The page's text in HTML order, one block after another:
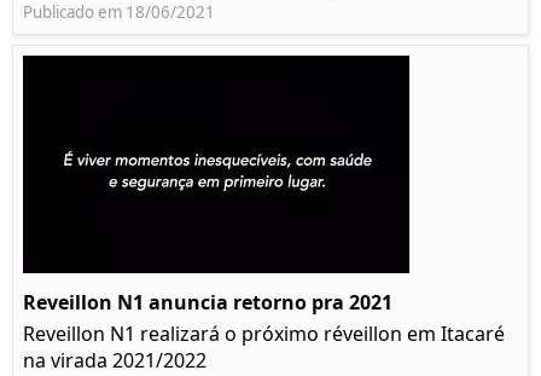
Publicado em 18/06/2021
Reveillon N1 anuncia retorno pra 2021
Reveillon N1 realizará o próximo réveillon em Itacaré
na virada 2021/2022